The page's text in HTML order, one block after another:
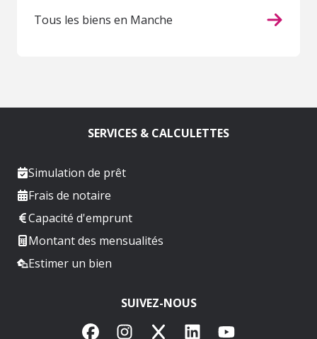
Tous les biens en Manche
SERVICES & CALCULETTES
Simulation de prêt
Frais de notaire
Capacité d'emprunt
Montant des mensualités
Estimer un bien
SUIVEZ-NOUS
FacebookInstagram
X LinkedInYouTube